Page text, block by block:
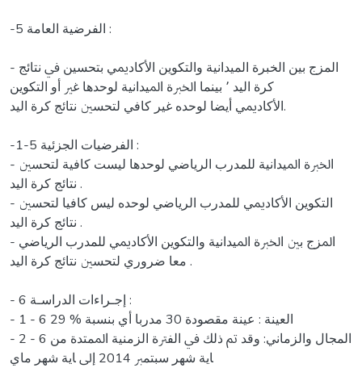
-5 اﻟﻔﺮﺿﻴﺔ اﻟﻌﺎﻣﺔ :
- المزج بين الخبرة الميدانية واﻟﺘﻜﻮﻳﻦ اﻷﻛﺎدﳝﻲ بتحسين ﰲ ﻧﺘﺎﺋﺞ
ﻛﺮة اﻟﻴﺪ ٬ ﺑﻴﻨﻤﺎ اﳋﱪة اﳌﻴﺪاﻧﻴﺔ ﻟﻮﺣﺪﻫﺎ ﻏﲑ أو اﻟﺘﻜﻮﻳﻦ
اﻷﻛﺎدﳝﻲ أﻳﻀﺎ ﻟﻮﺣﺪﻩ غير كافي ﻟﺘﺤﺴﲔ ﻧﺘﺎﺋﺞ ﻛﺮة اﻟﻴﺪ.
-1-5 اﻟﻔﺮﺿﻴﺎت اﻟﺠﺰﺋﻴﺔ :
- اﳋﱪة اﳌﻴﺪاﻧﻴﺔ ﻟﻠﻤﺪرب اﻟﺮﻳﺎﺿﻲ ﻟﻮﺣﺪﻫﺎ ﻟﻴﺴﺖ ﻛﺎﻓﻴﺔ ﻟﺘﺤﺴﲔ
ﻧﺘﺎﺋﺞ ﻛﺮة اﻟﻴﺪ .
- اﻟﺘﻜﻮﻳﻦ اﻷﻛﺎدﳝﻲ ﻟﻠﻤﺪرب اﻟﺮﻳﺎﺿﻲ ﻟﻮﺣﺪﻩ ﻟﻴﺲ ﻛﺎﻓﻴﺎ ﻟﺘﺤﺴﲔ
ﻧﺘﺎﺋﺞ ﻛﺮة اﻟﻴﺪ .
- اﳌﺰج ﺑﲔ اﳋﱪة اﳌﻴﺪاﻧﻴﺔ واﻟﺘﻜﻮﻳﻦ اﻷﻛﺎدﳝﻲ ﻟﻠﻤﺪرب اﻟﺮﻳﺎﺿﻲ
ﻣﻌﺎ ﺿﺮوري ﻟﺘﺤﺴﲔ ﻧﺘﺎﺋﺞ ﻛﺮة اﻟﻴﺪ .
- 6 إﺟـﺮاءات اﻟﺪراﺳـﺔ :
- 1 - 6 اﻟﻌﻴﻨﺔ : ﻋﻴﻨﺔ ﻣﻘﺼﻮدة 30 ﻣﺪرﺑﺎ أي ﺑﻨﺴﺒﺔ % 29
- 2 - 6 اﻟﻤﺠﺎل واﻟﺰﻣﺎﻧﻲ: وﻗﺪ ﰎ ذﻟﻚ ﰲ اﻟﻔﱰة اﻟﺰﻣﻨﻴﺔ اﳌﻤﺘﺪة ﻣﻦ
ﺎﻳﺔ ﺷﻬﺮ ﺳﺒﺘﻤﱪ 2014 إﱃ ﺎﻳﺔ ﺷﻬﺮ ﻣﺎي